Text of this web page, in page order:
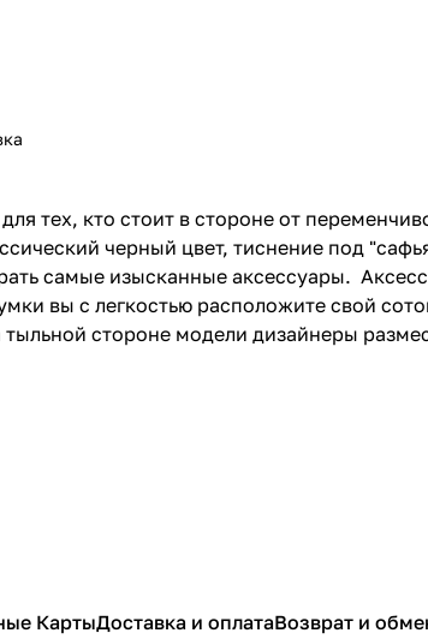
тех, кто стоит в стороне от
черный цвет, тиснение под
самые изысканные аксессуары.
вы с легкостью расположите свой
стороне модели дизайнеры
КартыДоставка и оплатаВозврат и